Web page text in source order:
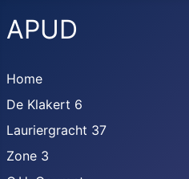
APUD
Home
De Klakert 6
Lauriergracht 37
Zone 3